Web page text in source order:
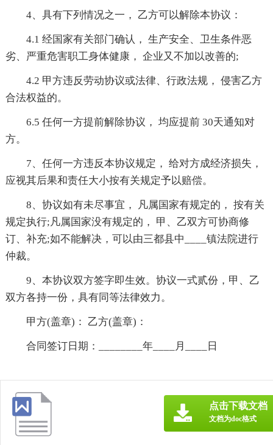
4、具有下列情况之一， 乙方可以解除本协议：
4.1 经国家有关部门确认， 生产安全、卫生条件恶
劣、严重危害职工身体健康， 企业又不加以改善的;
4.2 甲方违反劳动协议或法律、行政法规， 侵害乙方
合法权益的。
6.5 任何一方提前解除协议， 均应提前 30天通知对
方。
7、任何一方违反本协议规定， 给对方成经济损失，
应视其后果和责任大小按有关规定予以赔偿。
8、协议如有未尽事宜， 凡属国家有规定的， 按有关
规定执行;凡属国家没有规定的， 甲、乙双方可协商修
订、补充;如不能解决，可以由三都县中____镇法院进行
仲裁。
9、本协议双方签字即生效。协议一式贰份，甲、乙
双方各持一份，具有同等法律效力。
甲方(盖章)： 乙方(盖章)：
合同签订日期：________年____月____日
点击下载文档
文档为doc格式